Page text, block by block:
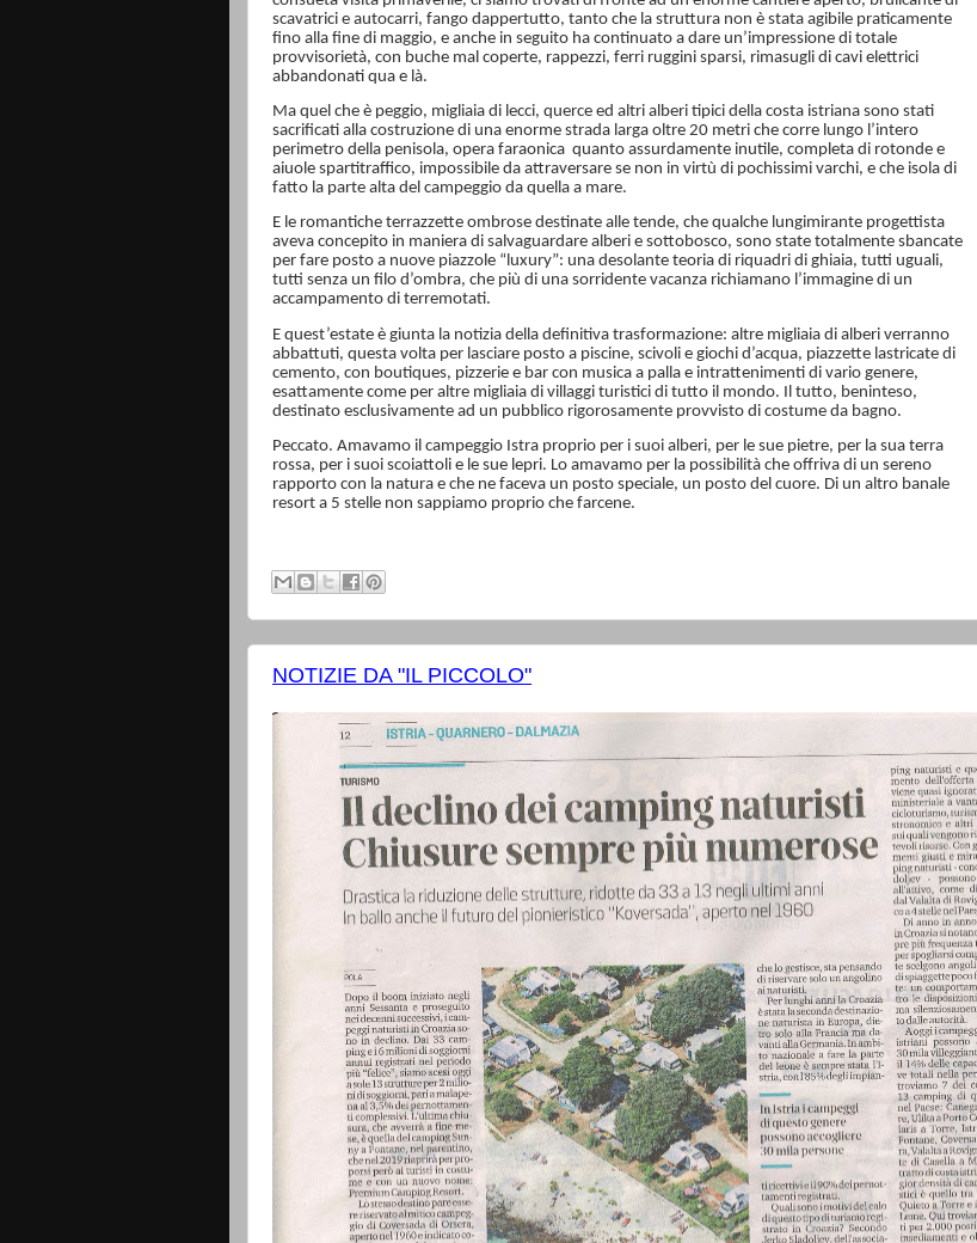
scavatrici e autocarri, fango dappertutto, tanto che la struttura non è stata agibile praticamente
fino alla fine di maggio, e anche in seguito ha continuato a dare un’impressione di totale
provvisorietà, con buche mal coperte, rappezzi, ferri ruggini sparsi, rimasugli di cavi elettrici
abbandonati qua e là.
Ma quel che è peggio, migliaia di lecci, querce ed altri alberi tipici della costa istriana sono stati
sacrificati alla costruzione di una enorme strada larga oltre 20 metri che corre lungo l’intero
perimetro della penisola, opera faraonica quanto assurdamente inutile, completa di rotonde e
aiuole spartitraffico, impossibile da attraversare se non in virtù di pochissimi varchi, e che isola di
fatto la parte alta del campeggio da quella a mare.
E le romantiche terrazzette ombrose destinate alle tende, che qualche lungimirante progettista
aveva concepito in maniera di salvaguardare alberi e sottobosco, sono state totalmente sbancate
per fare posto a nuove piazzole “luxury”: una desolante teoria di riquadri di ghiaia, tutti uguali,
tutti senza un filo d’ombra, che più di una sorridente vacanza richiamano l’immagine di un
accampamento di terremotati.
E quest’estate è giunta la notizia della definitiva trasformazione: altre migliaia di alberi verranno
abbattuti, questa volta per lasciare posto a piscine, scivoli e giochi d’acqua, piazzette lastricate di
cemento, con boutiques, pizzerie e bar con musica a palla e intrattenimenti di vario genere,
esattamente come per altre migliaia di villaggi turistici di tutto il mondo. Il tutto, beninteso,
destinato esclusivamente ad un pubblico rigorosamente provvisto di costume da bagno.
Peccato. Amavamo il campeggio Istra proprio per i suoi alberi, per le sue pietre, per la sua terra
rossa, per i suoi scoiattoli e le sue lepri. Lo amavamo per la possibilità che offriva di un sereno
rapporto con la natura e che ne faceva un posto speciale, un posto del cuore. Di un altro banale
resort a 5 stelle non sappiamo proprio che farcene.
NOTIZIE DA "IL PICCOLO"